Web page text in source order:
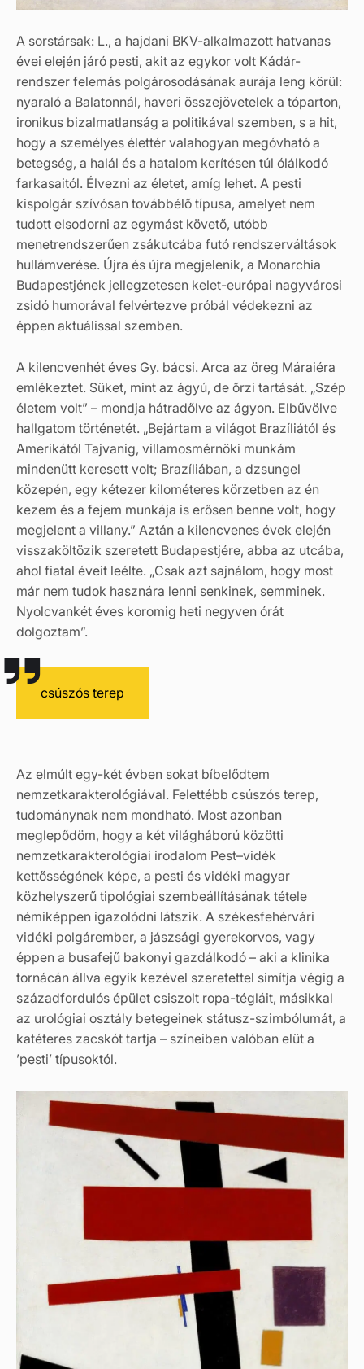
A sorstársak: L., a hajdani BKV-alkalmazott hatvanas
évei elején járó pesti, akit az egykor volt Kádár-
rendszer felemás polgárosodásának aurája leng körül:
nyaraló a Balatonnál, haveri összejövetelek a tóparton,
ironikus bizalmatlanság a politikával szemben, s a hit,
hogy a személyes élettér valahogyan megóvható a
betegség, a halál és a hatalom kerítésen túl ólálkodó
farkasaitól. Élvezni az életet, amíg lehet. A pesti
kispolgár szívósan továbbélő típusa, amelyet nem
tudott elsodorni az egymást követő, utóbb
menetrendszerűen zsákutcába futó rendszerváltások
hullámverése. Újra és újra megjelenik, a Monarchia
Budapestjének jellegzetesen kelet-európai nagyvárosi
zsidó humorával felvértezve próbál védekezni az
éppen aktuálissal szemben.
A kilencvenhét éves Gy. bácsi. Arca az öreg Máraiéra
emlékeztet. Süket, mint az ágyú, de őrzi tartását. „Szép
életem volt” – mondja hátradőlve az ágyon. Elbűvölve
hallgatom történetét. „Bejártam a világot Brazíliától és
Amerikától Tajvanig, villamosmérnöki munkám
mindenütt keresett volt; Brazíliában, a dzsungel
közepén, egy kétezer kilométeres körzetben az én
kezem és a fejem munkája is erősen benne volt, hogy
megjelent a villany.” Aztán a kilencvenes évek elején
visszaköltözik szeretett Budapestjére, abba az utcába,
ahol fiatal éveit leélte. „Csak azt sajnálom, hogy most
már nem tudok hasznára lenni senkinek, semminek.
Nyolcvankét éves koromig heti negyven órát
dolgoztam”.
csúszós terep
Az elmúlt egy-két évben sokat bíbelődtem
nemzetkarakterológiával. Felettébb csúszós terep,
tudománynak nem mondható. Most azonban
meglepődöm, hogy a két világháború közötti
nemzetkarakterológiai irodalom Pest–vidék
kettősségének képe, a pesti és vidéki magyar
közhelyszerű tipológiai szembeállításának tétele
némiképpen igazolódni látszik. A székesfehérvári
vidéki polgárember, a jászsági gyerekorvos, vagy
éppen a busafejű bakonyi gazdálkodó – aki a klinika
tornácán állva egyik kezével szeretettel simítja végig a
századfordulós épület csiszolt ropa-tégláit, másikkal
az urológiai osztály betegeinek státusz-szimbólumát, a
katéteres zacskót tartja – színeiben valóban elüt a
’pesti’ típusoktól.